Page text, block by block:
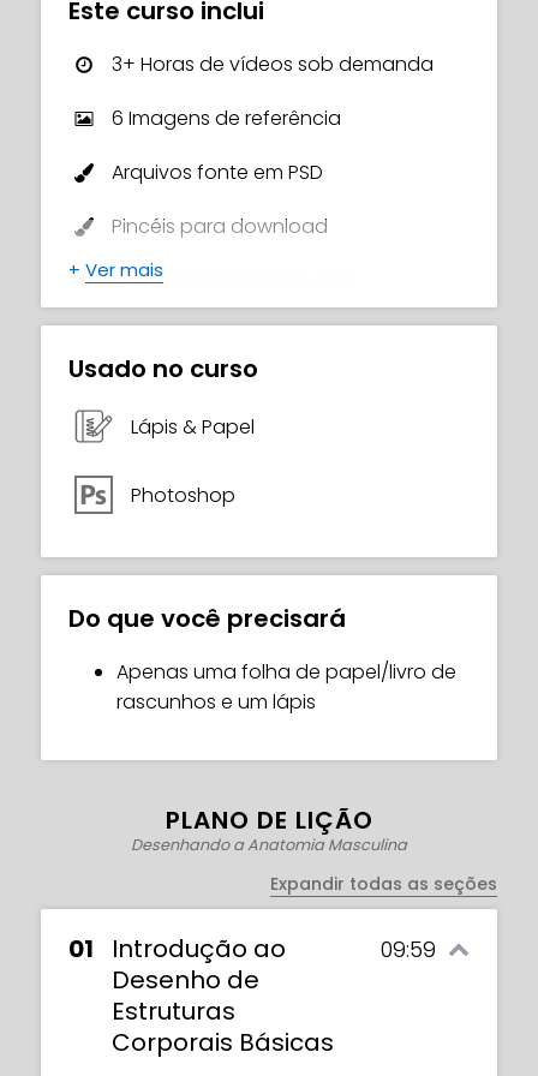
com diferentes expressões.
Este curso inclui
3+ Horas de vídeos sob demanda
6 Imagens de referência
Arquivos fonte em PSD
Pincéis para download
Certificado de Conclusão
+ Ver mais
Usado no curso
Lápis & Papel
Photoshop
Do que você precisará
Apenas uma folha de papel/livro de
rascunhos e um lápis
PLANO DE LIÇÃO
Desenhando a Anatomia Masculina
Expandir todas as seções
01
Introdução ao
Desenho de
Estruturas
Corporais Básicas
09:59